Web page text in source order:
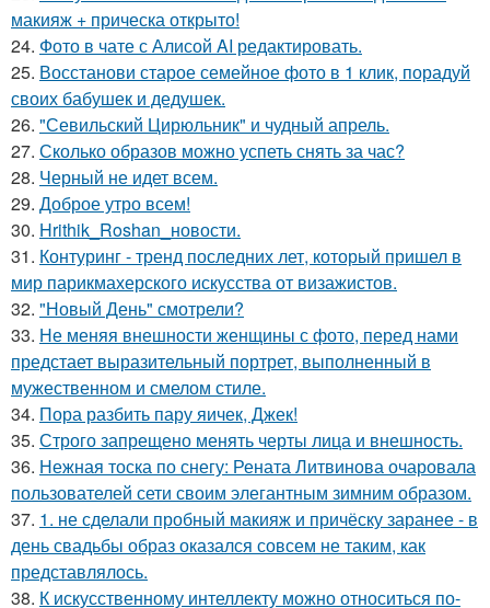
макияж + прическа открыто!
24. Фото в чате с Алисой AI редактировать.
25. Восстанови старое семейное фото в 1 клик, порадуй
своих бабушек и дедушек.
26. "Севильский Цирюльник" и чудный апрель.
27. Сколько образов можно успеть снять за час?
28. Черный не идет всем.
29. Доброе утро всем!
30. Hrithik_Roshan_новости.
31. Контуринг - тренд последних лет, который пришел в
мир парикмахерского искусства от визажистов.
32. "Новый День" смотрели?
33. Не меняя внешности женщины с фото, перед нами
предстает выразительный портрет, выполненный в
мужественном и смелом стиле.
34. Пора разбить пару яичек, Джек!
35. Строго запрещено менять черты лица и внешность.
36. Нежная тоска по снегу: Рената Литвинова очаровала
пользователей сети своим элегантным зимним образом.
37. 1. не сделали пробный макияж и причёску заранее - в
день свадьбы образ оказался совсем не таким, как
представлялось.
38. К искусственному интеллекту можно относиться по-